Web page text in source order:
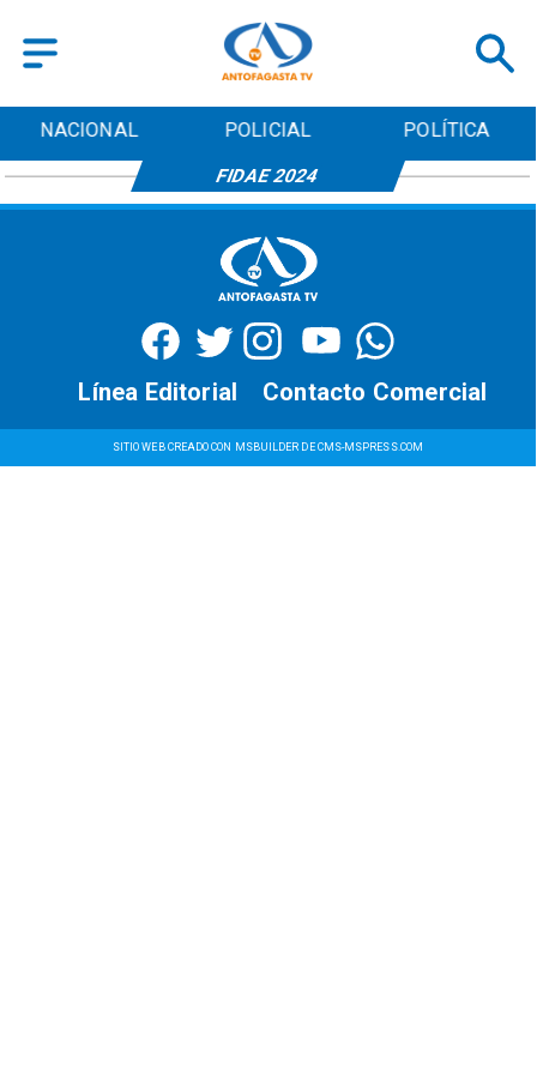
NACIONAL POLICIAL POLÍTICA
FIDAE 2024
SITIO WEB CREADO CON MSBUILDER DE CMS-MSPRESS.COM
Contacto Comercial
Línea Editorial